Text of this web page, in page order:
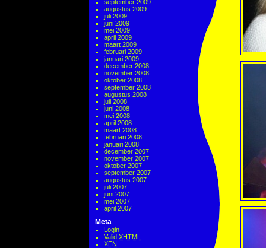
september 2009
augustus 2009
juli 2009
juni 2009
mei 2009
april 2009
maart 2009
februari 2009
januari 2009
december 2008
november 2008
oktober 2008
september 2008
augustus 2008
juli 2008
juni 2008
mei 2008
april 2008
maart 2008
februari 2008
januari 2008
december 2007
november 2007
oktober 2007
september 2007
augustus 2007
juli 2007
juni 2007
mei 2007
april 2007
Meta
Login
Valid XHTML
XFN